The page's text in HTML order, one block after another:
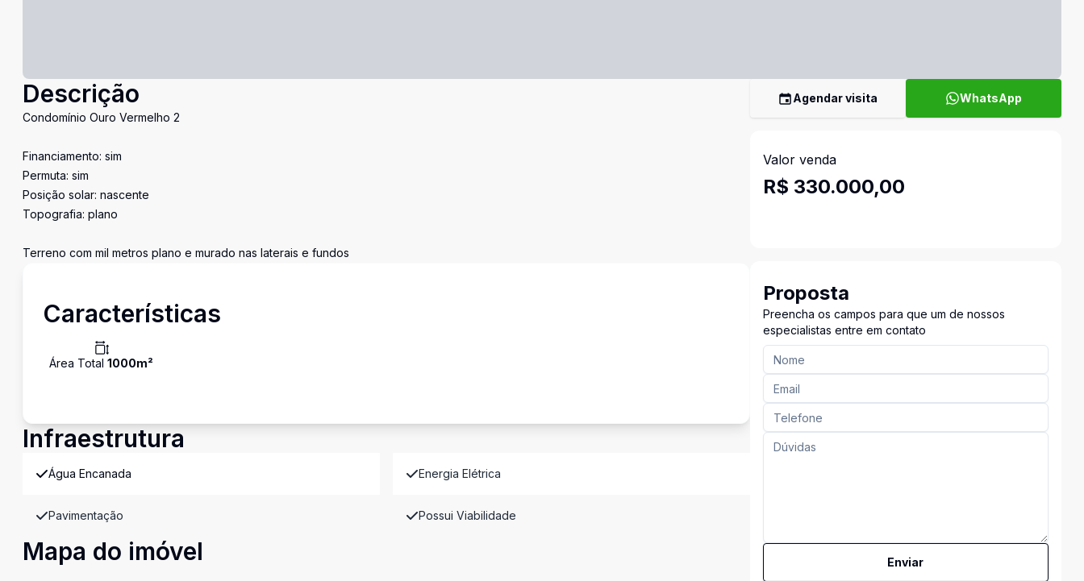
Descrição
Condomínio Ouro Vermelho 2
Financiamento: sim
Permuta: sim
Posição solar: nascente
Topografia: plano
Terreno com mil metros plano e murado nas laterais e fundos
Características
Área Total 1000m²
Infraestrutura
Água Encanada Energia Elétrica
Pavimentação Possui Viabilidade
Mapa do imóvel
Agendar visita WhatsApp
Valor venda
R$ 330.000,00
Proposta
Preencha os campos para que um de nossos
especialistas entre em contato
Enviar